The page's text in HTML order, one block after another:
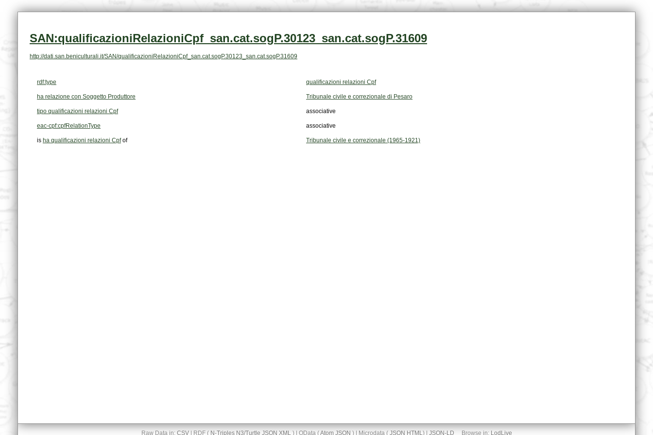
SAN:qualificazioniRelazioniCpf_san.cat.sogP.30123_san.cat.sogP.31609
http://dati.san.beniculturali.it/SAN/qualificazioniRelazioniCpf_san.cat.sogP.30123_san.cat.sogP.31609
rdf:type qualificazioni relazioni Cpf
ha relazione con Soggetto Produttore Tribunale civile e correzionale di Pesaro
tipo qualificazioni relazioni Cpf associative
eac-cpf:cpfRelationType associative
is ha qualificazioni relazioni Cpfof Tribunale civile e correzionale (1965-1921)
Raw Data in: CSV| RDF ( N-Triples N3/Turtle JSON XML) | OData (Atom JSON ) | Microdata ( JSON HTML) | JSON-LD Browse in: LodLive